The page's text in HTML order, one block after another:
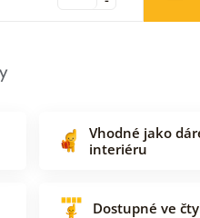
Vhodné jako
interiéru
Dostupné ve